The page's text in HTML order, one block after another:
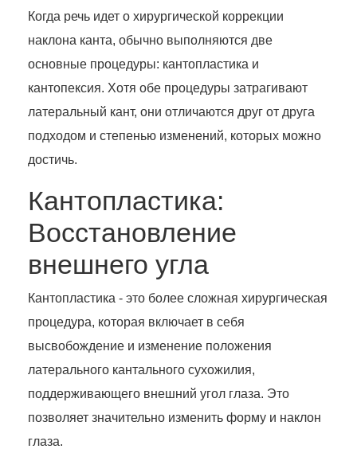
Когда речь идет о хирургической коррекции
наклона канта, обычно выполняются две
основные процедуры: кантопластика и
кантопексия. Хотя обе процедуры затрагивают
латеральный кант, они отличаются друг от друга
подходом и степенью изменений, которых можно
достичь.
Кантопластика:
Восстановление
внешнего угла
Кантопластика - это более сложная хирургическая
процедура, которая включает в себя
высвобождение и изменение положения
латерального кантального сухожилия,
поддерживающего внешний угол глаза. Это
позволяет значительно изменить форму и наклон
глаза.